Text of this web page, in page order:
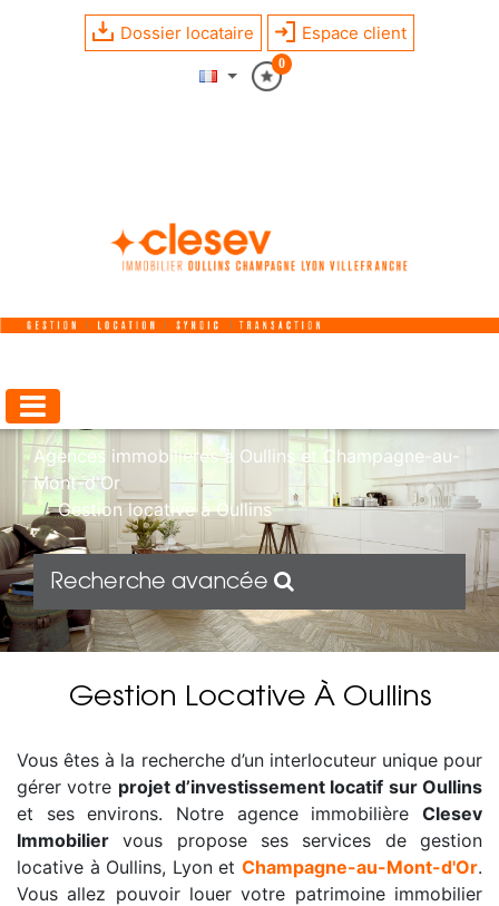
Dossier locataire Espace client
0
Agences immobilières à Oullins et Champagne-au-
Mont-d'Or
Gestion locative à Oullins
Recherche avancée
Gestion Locative À Oullins
Vous êtes à la recherche d’un interlocuteur unique pour
gérer votre projet d’investissement locatif sur Oullins
et ses environs. Notre agence immobilière Clesev
Immobilier vous propose ses services de gestion
locative à Oullins, Lyon et Champagne-au-Mont-d'Or.
Vous allez pouvoir louer votre patrimoine immobilier